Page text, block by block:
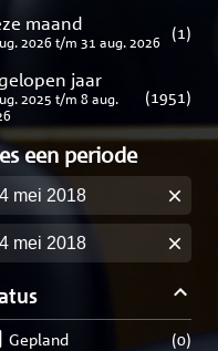
maand
2026 t/m 31 aug. 2026
(1 )
jaar
2025 t/m 8 aug.
(1951 )
een periode
gepland (0)